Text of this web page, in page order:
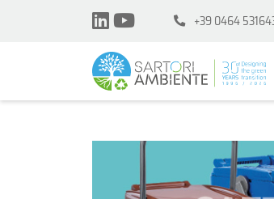
+39 0464